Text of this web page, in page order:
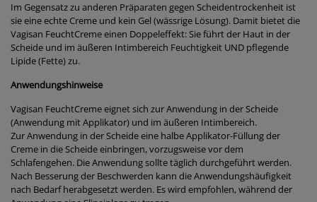
Im Gegensatz zu anderen Präparaten gegen Scheidentrockenheit ist
sie eine echte Creme und kein Gel (wässrige Lösung). Damit bietet die
Vagisan FeuchtCreme einen Doppeleffekt: Sie führt der Haut in der
Scheide und im äußeren Intimbereich Feuchtigkeit UND pflegende
Lipide (Fette) zu.
Anwendungshinweise
Vagisan FeuchtCreme eignet sich zur Anwendung in der Scheide
(Anwendung mit Applikator) und im äußeren Intimbereich.
Zur Anwendung in der Scheide eine halbe Applikator-Füllung der
Creme in die Scheide einbringen, vorzugsweise vor dem
Schlafengehen. Die Anwendung sollte täglich durchgeführt werden.
Nach Besserung der Beschwerden kann die Anwendungshäufigkeit
nach Bedarf herabgesetzt werden. Es wird empfohlen, während der